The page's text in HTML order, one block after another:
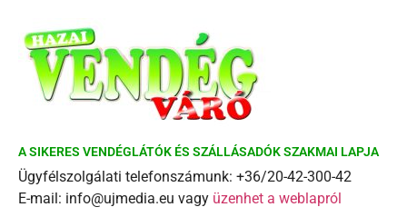
A SIKERES VENDÉGLÁTÓK ÉS SZÁLLÁSADÓK SZAKMAI LAPJA
Ügyfélszolgálati telefonszámunk: +36/20-42-300-42
E-mail: info@ujmedia.eu vagy üzenhet a weblapról